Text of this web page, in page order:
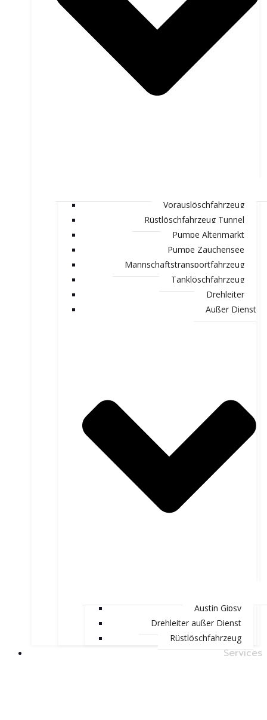
Vorauslöschfahrzeug
Rüstlöschfahrzeug Tunnel
Pumpe Altenmarkt
Pumpe Zauchensee
Mannschaftstransportfahrzeug
Tanklöschfahrzeug
Drehleiter
Außer Dienst
Austin Gipsy
Drehleiter außer Dienst
Rüstlöschfahrzeug
Services